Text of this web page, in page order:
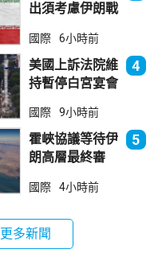
出須考慮伊朗戰
國際 6小時前
美國上訴法院維
持暫停白宮宴會
4
國際 9小時前
霍峽協議等待伊
朗高層最終審
航道後解除封鎖
5
國際 4小時前
更多新聞